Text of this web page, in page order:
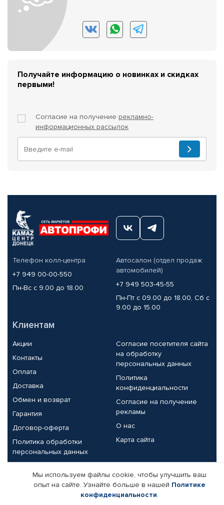
Получайте информацию о новинках и скидках
первыми!
Согласие на получение рекламно-
информационных рассылок
Телефон колл-центра
+7 949 00-00-550
Пн-Вс с 9.00 до 18.00
Автосалон (отдел продаж
автомобилей)
+7 949 503-45-55
Пн-Пт с 09.00 до 18.00, Сб с
9.00 до 15.00
Клиентам
Акции
Контакты
Оплата
Доставка
Обмен и возврат
Гарантия
Договор-оферта
Политика обработки
персональных данных
Согласие посетителя сайта
на обработку
персональных данных
Политика
конфиденциальности
Согласие на получение
рекламы
О нас
Карта сайта
Партнерам
Корпоративным клиентам
Реквизиты компании
Мы используем файлы cookie, чтобы улучшить ваш
опыт на сайте. Узнайте больше в нашей Политике
конфиденциальности.